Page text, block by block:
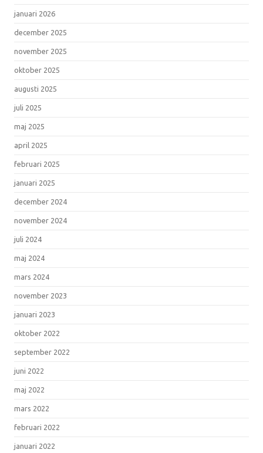
januari 2026
december 2025
november 2025
oktober 2025
augusti 2025
juli 2025
maj 2025
april 2025
februari 2025
januari 2025
december 2024
november 2024
juli 2024
maj 2024
mars 2024
november 2023
januari 2023
oktober 2022
september 2022
juni 2022
maj 2022
mars 2022
februari 2022
januari 2022